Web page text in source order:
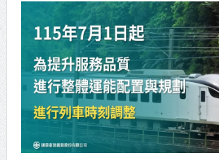
動土創造千個就業機會
高雄「三民運動中心」市
邁、運動部長李洋各界貴賓
高雄東照山關帝廟全國國
法比賽 圓滿落幕
賴清德總統主持將官晉任